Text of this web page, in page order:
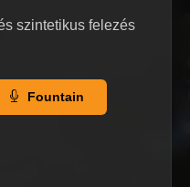
szintetikus felezés
Fountain